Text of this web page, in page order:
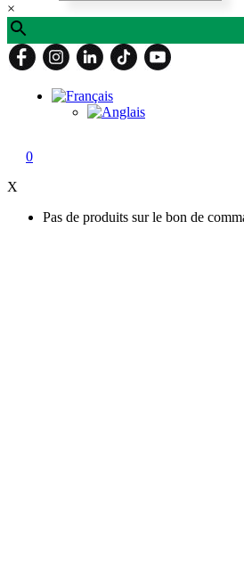
×
0
X
Pas de produits sur le bon de